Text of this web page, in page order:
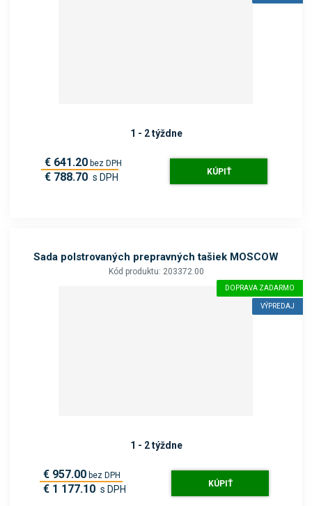
1 - 2 týždne
€ 641.20 bez DPH
€ 788.70 s DPH KÚPIŤ
Sada polstrovaných prepravných tašiek MOSCOW
Kód produktu: 203372.00
DOPRAVA ZADARMO
VÝPREDAJ
1 - 2 týždne
€ 957.00 bez DPH
€ 1 177.10 s DPH KÚPIŤ